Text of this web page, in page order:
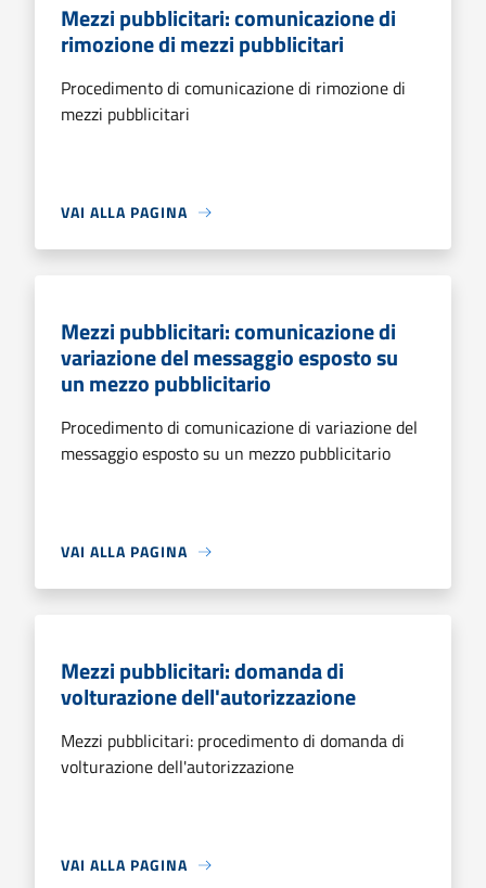
Mezzi pubblicitari: comunicazione di
rimozione di mezzi pubblicitari
Procedimento di comunicazione di rimozione di
mezzi pubblicitari
VAI ALLA PAGINA
Mezzi pubblicitari: comunicazione di
variazione del messaggio esposto su
un mezzo pubblicitario
Procedimento di comunicazione di variazione del
messaggio esposto su un mezzo pubblicitario
VAI ALLA PAGINA
Mezzi pubblicitari: domanda di
volturazione dell'autorizzazione
Mezzi pubblicitari: procedimento di domanda di
volturazione dell'autorizzazione
VAI ALLA PAGINA